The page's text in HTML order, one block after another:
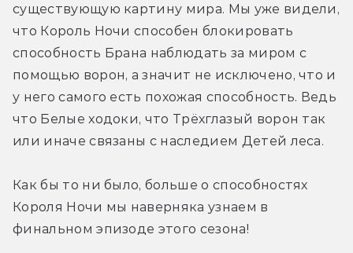
существующую картину мира. Мы уже видели,
что Король Ночи способен блокировать
способность Брана наблюдать за миром с
помощью ворон, а значит не исключено, что и
у него самого есть похожая способность. Ведь
что Белые ходоки, что Трёхглазый ворон так
или иначе связаны с наследием Детей леса.
Как бы то ни было, больше о способностях
Короля Ночи мы наверняка узнаем в
финальном эпизоде этого сезона!